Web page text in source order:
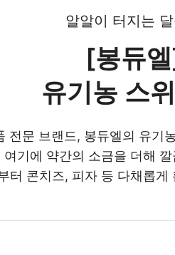
알알이 터지는
[봉듀
유기농 스
전문 브랜드, 봉듀엘의 유
기에 약간의 소금을 더해
터 콘치즈, 피자 등 다채롭게